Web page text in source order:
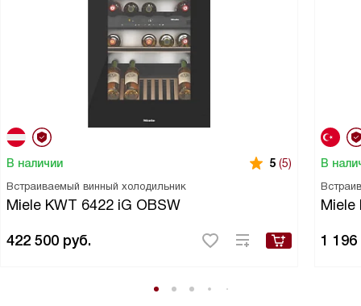
В наличии 5 (5)
Встраиваемый винный холодильник
Miele KWT 6422 iG OBSW
422 500 руб.
В
Miele
1 196